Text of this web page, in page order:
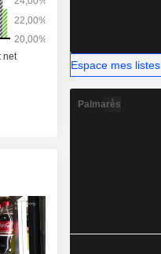
Espace mes listes
Palmarès